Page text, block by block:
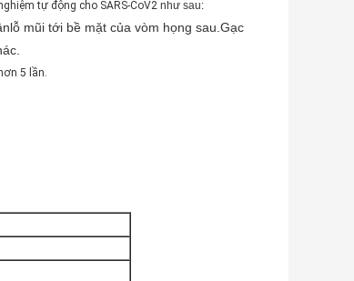
tự động cho SARS-CoV2 như sau:
lỗ mũi tới bề mặt của vòm họng sau.Gạc
5 lần.